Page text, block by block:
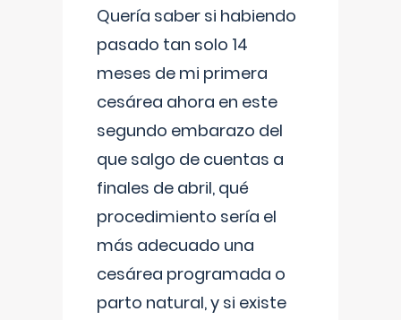
Quería saber si habiendo
pasado tan solo 14
meses de mi primera
cesárea ahora en este
segundo embarazo del
que salgo de cuentas a
finales de abril, qué
procedimiento sería el
más adecuado una
cesárea programada o
parto natural, y si existe